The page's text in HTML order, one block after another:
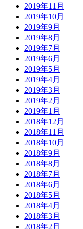
2019年11月
2019年10月
2019年9月
2019年8月
2019年7月
2019年6月
2019年5月
2019年4月
2019年3月
2019年2月
2019年1月
2018年12月
2018年11月
2018年10月
2018年9月
2018年8月
2018年7月
2018年6月
2018年5月
2018年4月
2018年3月
2018年2月